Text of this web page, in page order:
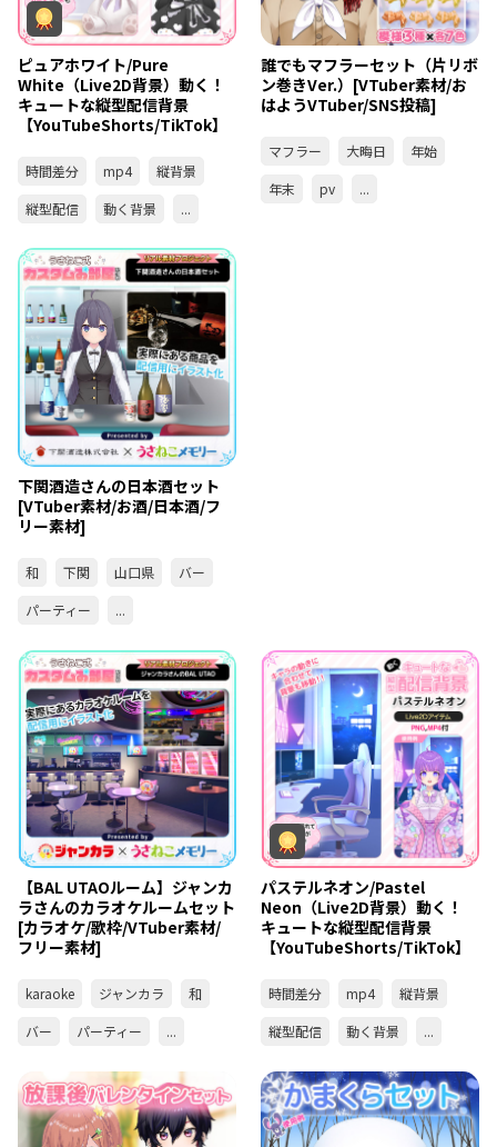
ピュアホワイト/Pure
White（Live2D背景）動く！
キュートな縦型配信背景
【YouTubeShorts/TikTok】
時間差分 mp4
縦背景
縦型配信
動く背景 ...
誰でもマフラーセット（片リボ
ン巻きVer.）[VTuber素材/お
はようVTuber/SNS投稿]
マフラー 大晦日
年始
年末
pv ...
下関酒造さんの日本酒セット
[VTuber素材/お酒/日本酒/フ
リー素材]
和 下関 山口県
バー
パーティー
...
【BAL UTAOルーム】ジャンカ
ラさんのカラオケルームセット
[カラオケ/歌枠/VTuber素材/
フリー素材]
karaoke ジャンカラ
和
バー
パーティー ...
パステルネオン/Pastel
Neon（Live2D背景）動く！
キュートな縦型配信背景
【YouTubeShorts/TikTok】
時間差分 mp4
縦背景
縦型配信
動く背景 ...